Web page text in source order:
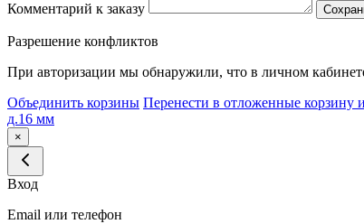
Комментарий к заказу
Разрешение конфликтов
При авторизации мы обнаружили, что в личном
Объединить корзины Перенести в отложенные корзину
д.16 мм
×
Вход
Email или телефон